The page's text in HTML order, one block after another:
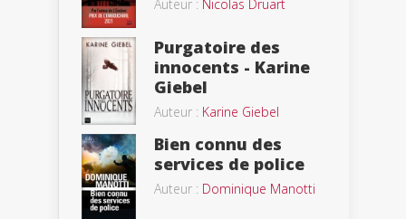
Auteur : Nicolas Druart
Purgatoire des
innocents - Karine
Giebel
Auteur : Karine Giebel
Bien connu des
services de police
Auteur : Dominique Manotti